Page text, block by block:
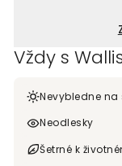
Vždy s
Nevybledne
Neodlesky
Šetrné k